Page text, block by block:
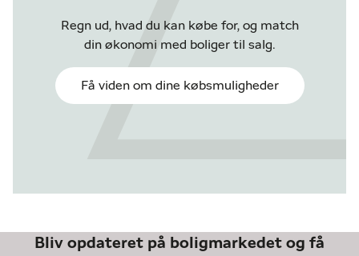
Regn ud, hvad du kan købe for, og match
din økonomi med boliger til salg.
Få viden om dine købsmuligheder
Bliv opdateret på boligmarkedet og få